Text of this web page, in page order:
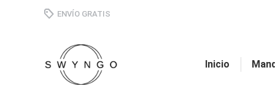
ENVÍO GRATIS
Inicio